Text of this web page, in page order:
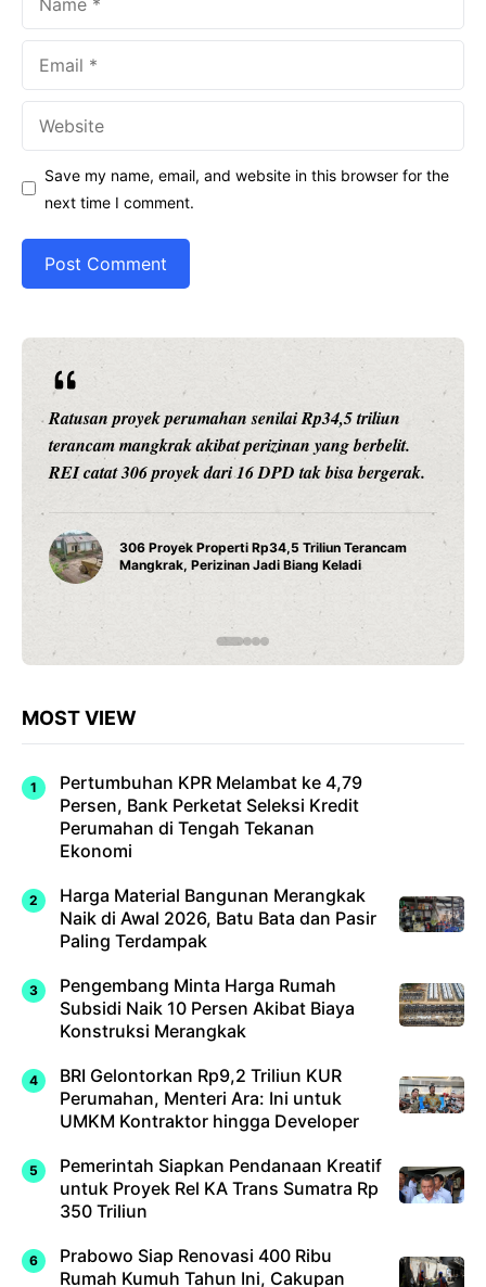
Save my name, email, and website in this browser for the
next time I comment.
Ratusan proyek perumahan senilai Rp34,5 triliun
terancam mangkrak akibat perizinan yang berbelit.
REI catat 306 proyek dari 16 DPD tak bisa bergerak.
306 Proyek Properti Rp34,5 Triliun Terancam
Mangkrak, Perizinan Jadi Biang Keladi
MOST VIEW
Pertumbuhan KPR Melambat ke 4,79
Persen, Bank Perketat Seleksi Kredit
Perumahan di Tengah Tekanan
Ekonomi
Harga Material Bangunan Merangkak
Naik di Awal 2026, Batu Bata dan Pasir
Paling Terdampak
Pengembang Minta Harga Rumah
Subsidi Naik 10 Persen Akibat Biaya
Konstruksi Merangkak
BRI Gelontorkan Rp9,2 Triliun KUR
Perumahan, Menteri Ara: Ini untuk
UMKM Kontraktor hingga Developer
Pemerintah Siapkan Pendanaan Kreatif
untuk Proyek Rel KA Trans Sumatra Rp
350 Triliun
Prabowo Siap Renovasi 400 Ribu
Rumah Kumuh Tahun Ini, Cakupan